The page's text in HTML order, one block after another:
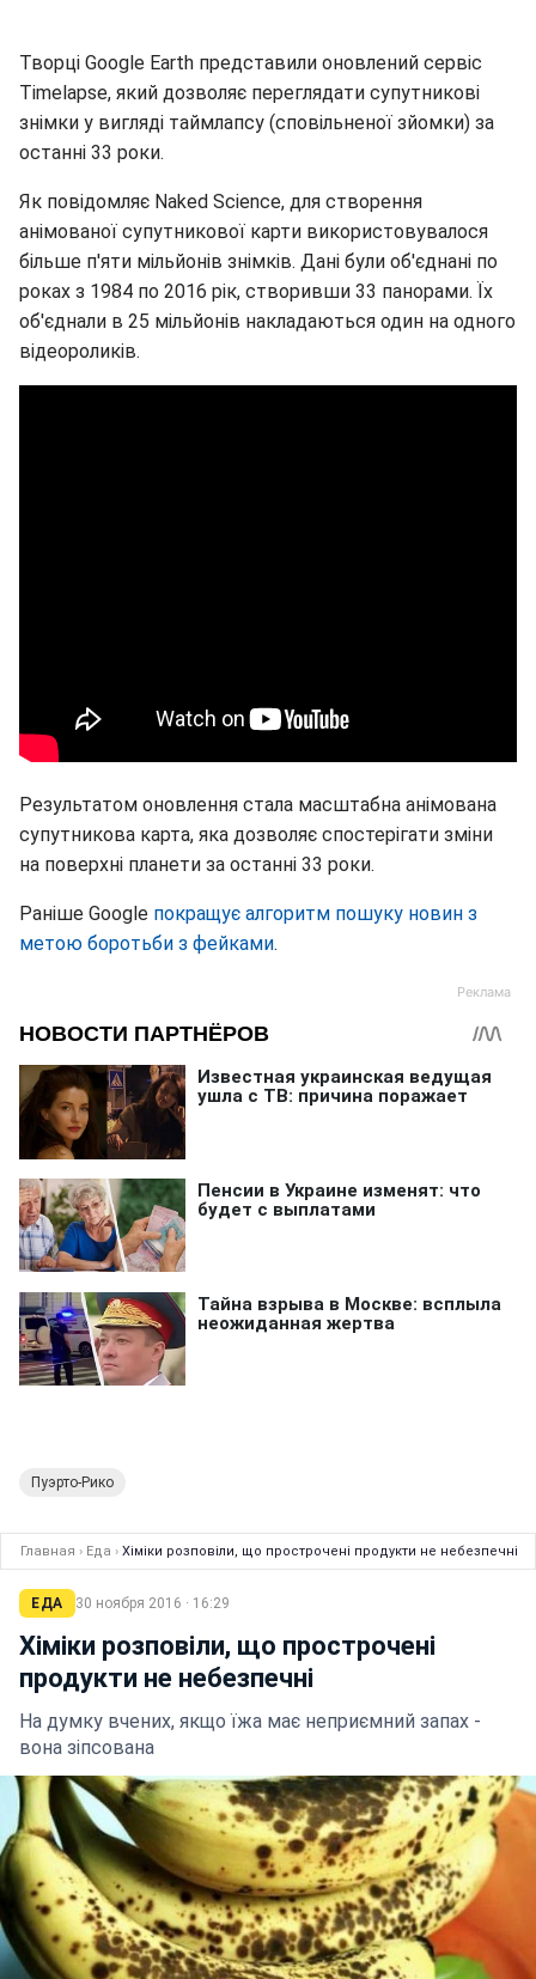
Творці Google Earth представили оновлений сервіс
Timelapse, який дозволяє переглядати супутникові
знімки у вигляді таймлапсу (сповільненої зйомки) за
останні 33 роки.
Як повідомляє Naked Science, для створення
анімованої супутникової карти використовувалося
більше п'яти мільйонів знімків. Дані були об'єднані по
роках з 1984 по 2016 рік, створивши 33 панорами. Їх
об'єднали в 25 мільйонів накладаються один на одного
відеороликів.
Результатом оновлення стала масштабна анімована
супутникова карта, яка дозволяє спостерігати зміни
на поверхні планети за останні 33 роки.
Раніше Google покращує алгоритм пошуку новин з
метою боротьби з фейками.
Пуэрто-Рико
Главная › Еда › Хіміки розповіли, що прострочені продукти не небезпечні
ЕДА 30 ноября 2016 · 16:29
Хіміки розповіли, що прострочені
продукти не небезпечні
На думку вчених, якщо їжа має неприємний запах -
вона зіпсована